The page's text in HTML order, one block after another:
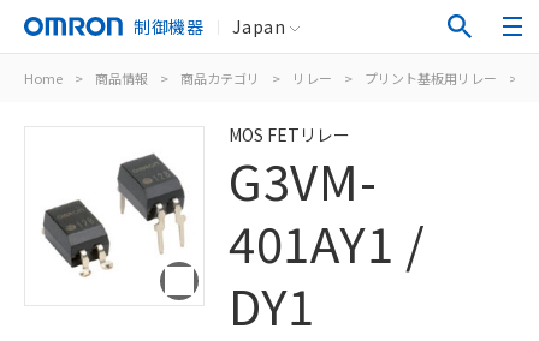
制御機器 Japan
Home > 商品情報 > 商品カテゴリ > リレー > プリント基板用リレー >
MOS FETリレー
G3VM-
401AY1 /
DY1